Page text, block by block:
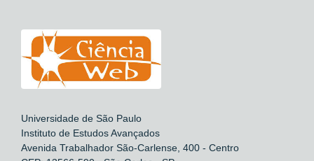
Universidade de São Paulo
Instituto de Estudos Avançados
Avenida Trabalhador São-Carlense, 400 - Centro